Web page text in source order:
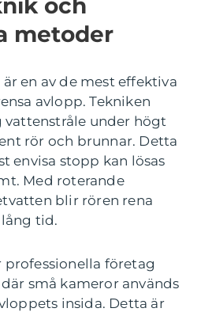
och
metoder
en av de mest effektiva
avlopp. Tekniken
vattenstråle under högt
rör och brunnar. Detta
envisa stopp kan lösas
Med roterande
blir rören rena
tid.
professionella företag
små kameror används
insida. Detta är